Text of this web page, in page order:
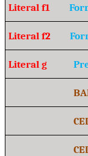
Literal f1
Literal f2
Literal g
BALANCE
CEDULA
CEDULA